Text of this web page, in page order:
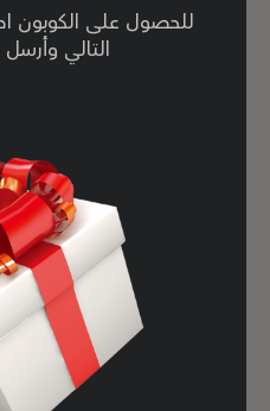
للحصول على الكوبون
التالي